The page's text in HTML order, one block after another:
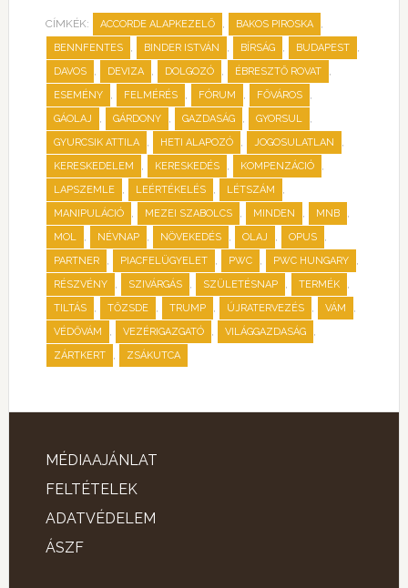
CÍMKÉK: ACCORDE ALAPKEZELŐ , BAKOS PIROSKA ,
BENNFENTES , BINDER ISTVÁN , BÍRSÁG , BUDAPEST ,
DAVOS , DEVIZA , DOLGOZÓ , ÉBRESZTŐ ROVAT ,
ESEMÉNY , FELMÉRÉS , FÓRUM , FŐVÁROS ,
GÁOLAJ , GÁRDONY , GAZDASÁG , GYORSUL ,
GYURCSIK ATTILA , HETI ALAPOZÓ , JOGOSULATLAN ,
KERESKEDELEM , KERESKEDÉS , KOMPENZÁCIÓ ,
LAPSZEMLE , LEÉRTÉKELÉS , LÉTSZÁM ,
MANIPULÁCIÓ , MEZEI SZABOLCS , MINDEN , MNB ,
MOL , NÉVNAP , NÖVEKEDÉS , OLAJ , OPUS ,
PARTNER , PIACFELÜGYELET , PWC , PWC HUNGARY ,
RÉSZVÉNY , SZIVÁRGÁS , SZÜLETÉSNAP , TERMÉK ,
TILTÁS , TŐZSDE , TRUMP , ÚJRATERVEZÉS , VÁM ,
VÉDŐVÁM , VEZÉRIGAZGATÓ , VILÁGGAZDASÁG ,
ZÁRTKERT , ZSÁKUTCA
MÉDIAAJÁNLAT
FELTÉTELEK
ADATVÉDELEM
ÁSZF